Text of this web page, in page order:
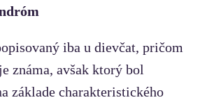
iba u dievčat, pričom
známa, avšak ktorý bol
základe charakteristického